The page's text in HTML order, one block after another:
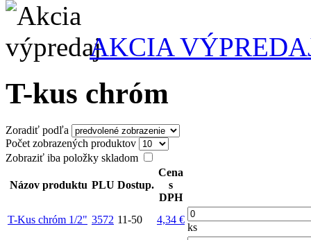
AKCIA
T-kus chróm
Zoradiť podľa
Počet zobrazených produktov
Zobraziť iba položky skladom
Názov produktu PLU Dostup.
Cena
s
DPH
T-Kus chróm 1/2" 3572 11-50 4,34 €
ks